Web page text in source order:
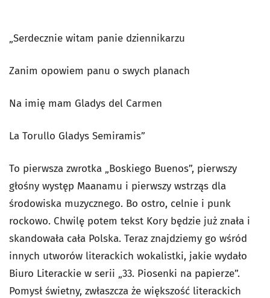
„Serdecznie witam panie dziennikarzu
Zanim opowiem panu o swych planach
Na imię mam Gladys del Carmen
La Torullo Gladys Semiramis”
To pierwsza zwrotka „Boskiego Buenos”, pierwszy
głośny występ Maanamu i pierwszy wstrząs dla
środowiska muzycznego. Bo ostro, celnie i punk
rockowo. Chwilę potem tekst Kory będzie już znała i
skandowała cała Polska. Teraz znajdziemy go wśród
innych utworów literackich wokalistki, jakie wydało
Biuro Literackie w serii „33. Piosenki na papierze”.
Pomysł świetny, zwłaszcza że większość literackich